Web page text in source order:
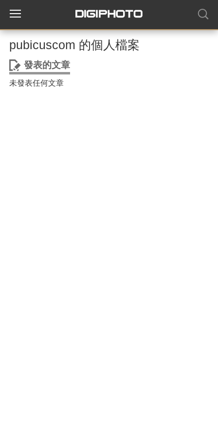
pubicuscom 的個人檔案
發表的文章
未發表任何文章